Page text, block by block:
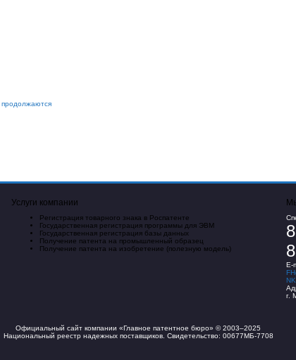
Услуги компании
Регистрация товарного знака в Роспатенте
Государственная регистрация программы для ЭВМ
Государственная регистрация базы данных
Получение патента на промышленный образец
Получение патента на изобретение (полезную модель)
E-
г.
Официальный сайт компании «Главное патентное бюро» © 2003–2025
Национальный реестр надежных поставщиков. Свидетельство: 00677МБ-7708